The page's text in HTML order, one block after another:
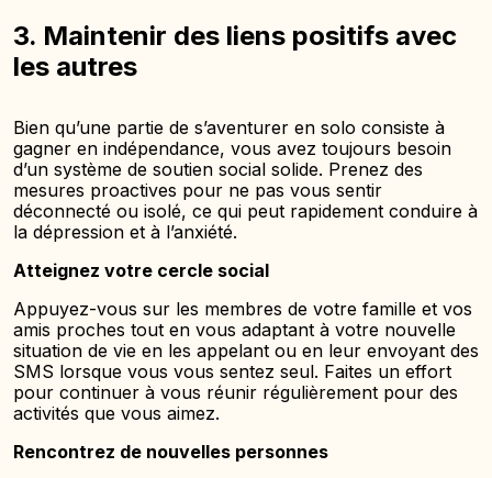
3. Maintenir des liens positifs avec
les autres
Bien qu’une partie de s’aventurer en solo consiste à
gagner en indépendance, vous avez toujours besoin
d’un système de soutien social solide. Prenez des
mesures proactives pour ne pas vous sentir
déconnecté ou isolé, ce qui peut rapidement conduire à
la dépression et à l’anxiété.
Atteignez votre cercle social
Appuyez-vous sur les membres de votre famille et vos
amis proches tout en vous adaptant à votre nouvelle
situation de vie en les appelant ou en leur envoyant des
SMS lorsque vous vous sentez seul. Faites un effort
pour continuer à vous réunir régulièrement pour des
activités que vous aimez.
Rencontrez de nouvelles personnes